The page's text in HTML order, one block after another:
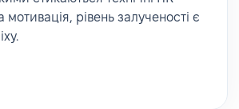
мотивація, рівень залученості є